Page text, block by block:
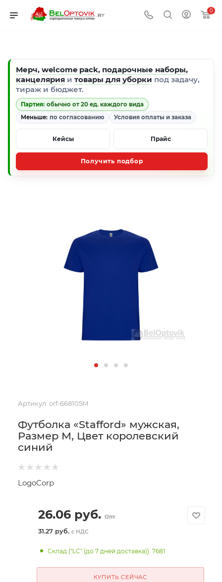
0
Мерч, welcome pack, подарочные наборы,
канцелярия и товары для уборки под задачу,
тираж и бюджет.
Партия: обычно от 20 ед. каждого вида
Меньше: по согласованию Условия оплаты и заказа
Кейсы Прайс
Получить подбор
Артикул: orf-668105M
Футболка «Stafford» мужская,
Размер M, Цвет королевский
синий
LogoCorp
26.06руб. Опт
31.27 руб. с НДС
Склад ("LC" (до 7 дней доставка)): 7681
КУПИТЬ СЕЙЧАС